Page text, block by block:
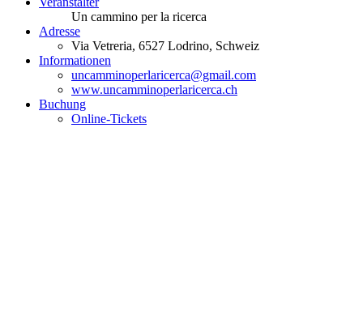
Un cammino per la ricerca
Adresse
Via Vetreria, 6527 Lodrino, Schweiz
Informationen
uncamminoperlaricerca@gmail.com
www.uncamminoperlaricerca.ch
Buchung
Online-Tickets